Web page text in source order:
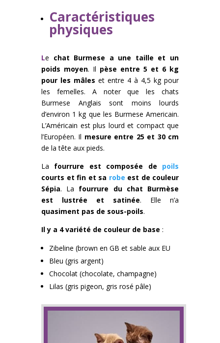
Caractéristiques
physiques
Le chat Burmese a une taille et un
poids moyen. Il pèse entre 5 et 6 kg
pour les mâles et entre 4 à 4,5 kg pour
les femelles. A noter que les chats
Burmese Anglais sont moins lourds
d’environ 1 kg que les Burmese Americain.
L’Américain est plus lourd et compact que
l’Européen. Il mesure entre 25 et 30 cm
de la tête aux pieds.
La fourrure est composée de poils
courts et fin et sa robe est de couleur
Sépia. La fourrure du chat Burmèse
est lustrée et satinée. Elle n’a
quasiment pas de sous-poils.
Il y a 4 variété de couleur de base :
Zibeline (brown en GB et sable aux EU
Bleu (gris argent)
Chocolat (chocolate, champagne)
Lilas (gris pigeon, gris rosé pâle)